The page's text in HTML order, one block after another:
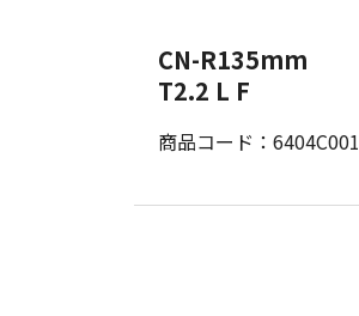
CN-R135mm
T2.2 L F
商品コード：6404C001